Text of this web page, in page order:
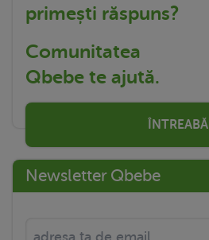
primești răspuns?
Comunitatea
Qbebe te ajută.
ÎNTREABĂ
Newsletter Qbebe